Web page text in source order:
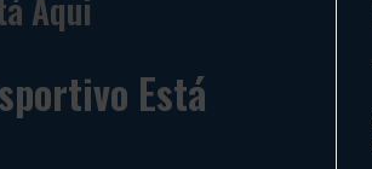
Aqui
Está